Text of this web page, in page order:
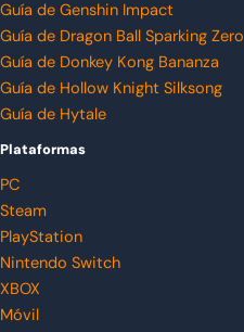
Guía de Genshin Impact
Guía de Dragon Ball Sparking Zero
Guía de Donkey Kong Bananza
Guía de Hollow Knight Silksong
Guía de Hytale
Plataformas
PC
Steam
PlayStation
Nintendo Switch
XBOX
Móvil